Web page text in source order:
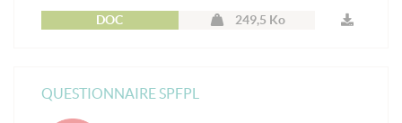
DOC 249,5 Ko
QUESTIONNAIRE SPFPL